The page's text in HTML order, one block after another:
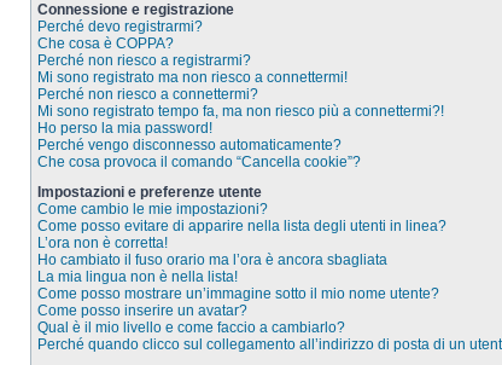
Connessione e registrazione
Perché devo registrarmi?
Che cosa è COPPA?
Perché non riesco a registrarmi?
Mi sono registrato ma non riesco a connettermi!
Perché non riesco a connettermi?
Mi sono registrato tempo fa, ma non riesco più a connettermi?!
Ho perso la mia password!
Perché vengo disconnesso automaticamente?
Che cosa provoca il comando “Cancella cookie”?
Impostazioni e preferenze utente
Come cambio le mie impostazioni?
Come posso evitare di apparire nella lista degli utenti in linea?
L’ora non è corretta!
Ho cambiato il fuso orario ma l’ora è ancora sbagliata
La mia lingua non è nella lista!
Come posso mostrare un’immagine sotto il mio nome utente?
Come posso inserire un avatar?
Qual è il mio livello e come faccio a cambiarlo?
Perché quando clicco sul collegamento all’indirizzo di posta di un